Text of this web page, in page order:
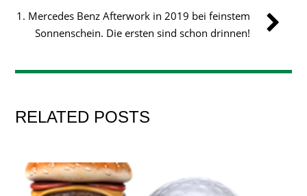
1. Mercedes Benz Afterwork in 2019 bei feinstem
Sonnenschein. Die ersten sind schon drinnen!
RELATED POSTS